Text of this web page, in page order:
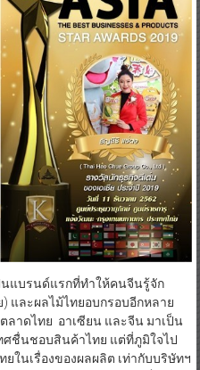
นแบรนด์แรกที่ทำให้คนจีนรู้จัก
และผลไม้ไทยอบกรอบอีกหลาย